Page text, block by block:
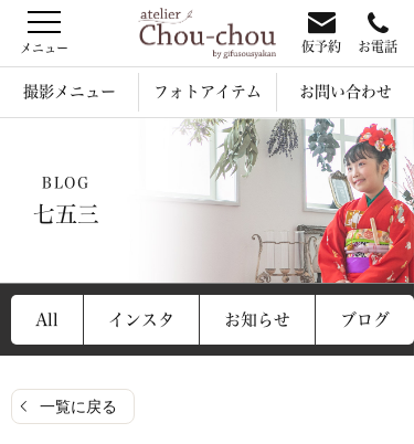
仮予約 お電話
撮影メニュー フォトアイテム お問い合わせ
BLOG
七五三
All インスタ お知らせ ブログ
一覧に戻る